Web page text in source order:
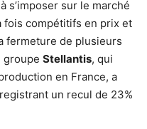
s’imposer sur le marché
fois compétitifs en prix et
fermeture de plusieurs
groupe Stellantis, qui
en France, a
un recul de 23%